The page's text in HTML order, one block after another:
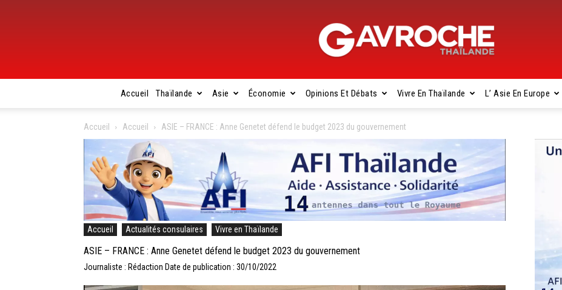
Gavroche
Thaïlande
Accueil Thaïlande Asie Économie Opinions Et Débats Vivre En Thaïlande L’ Asie En Europe
Accueil Accueil ASIE – FRANCE : Anne Genetet défend le budget 2023 du gouvernement
Accueil Actualités consulaires Vivre en Thaïlande
ASIE – FRANCE : Anne Genetet défend le budget 2023 du gouvernement
Journaliste : Rédaction Date de publication : 30/10/2022